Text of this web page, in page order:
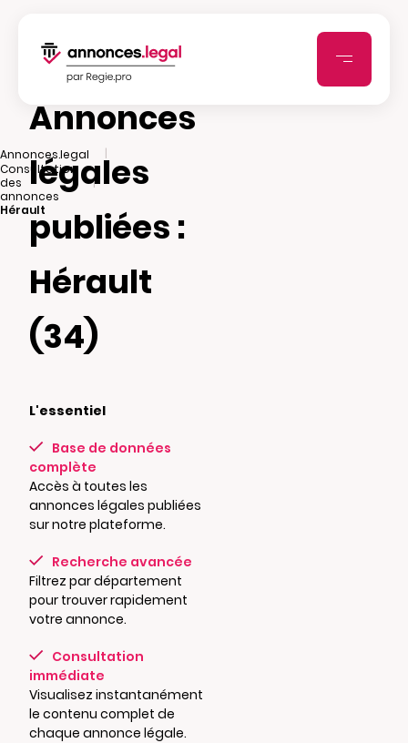
Annonces.legal
|
Consultation
des
annonces
|
Hérault
Annonces
légales
publiées :
Hérault
(34)
L'essentiel
Base de données
complète
Accès à toutes les
annonces légales publiées
sur notre plateforme.
Recherche avancée
Filtrez par département
pour trouver rapidement
votre annonce.
Consultation
immédiate
Visualisez instantanément
le contenu complet de
chaque annonce légale.